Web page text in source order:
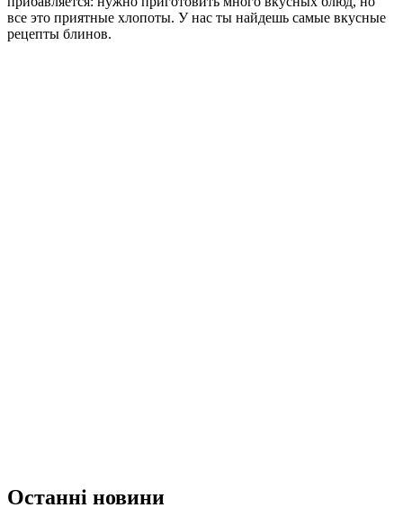
все это приятные хлопоты. У нас ты найдешь самые вкусные
рецепты блинов.
Останні новини